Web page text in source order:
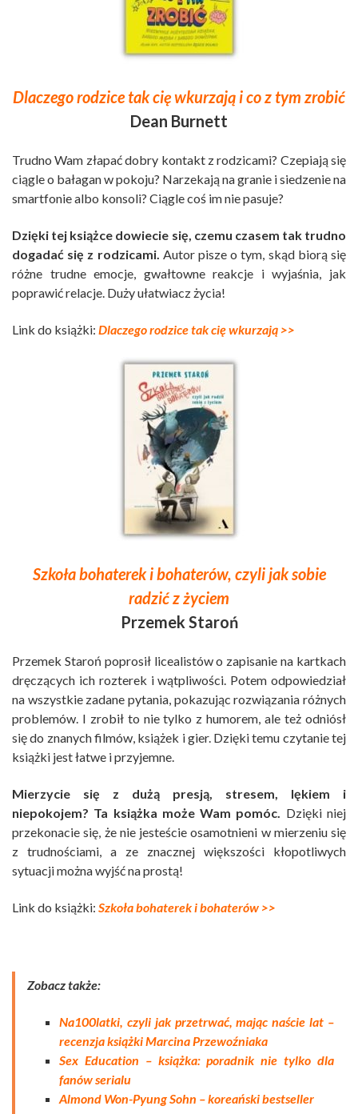
Dlaczego rodzice tak cię wkurzają i co z tym zrobić
Dean Burnett
Trudno Wam złapać dobry kontakt z rodzicami? Czepiają się
ciągle o bałagan w pokoju? Narzekają na granie i siedzenie na
smartfonie albo konsoli? Ciągle coś im nie pasuje?
Dzięki tej książce dowiecie się, czemu czasem tak trudno
dogadać się z rodzicami. Autor pisze o tym, skąd biorą się
różne trudne emocje, gwałtowne reakcje i wyjaśnia, jak
poprawić relacje. Duży ułatwiacz życia!
Link do książki: Dlaczego rodzice tak cię wkurzają >>
Szkoła bohaterek i bohaterów, czyli jak sobie
radzić z życiem
Przemek Staroń
Przemek Staroń poprosił licealistów o zapisanie na kartkach
dręczących ich rozterek i wątpliwości. Potem odpowiedział
na wszystkie zadane pytania, pokazując rozwiązania różnych
problemów. I zrobił to nie tylko z humorem, ale też odniósł
się do znanych filmów, książek i gier. Dzięki temu czytanie tej
książki jest łatwe i przyjemne.
Mierzycie się z dużą presją, stresem, lękiem i
niepokojem? Ta książka może Wam pomóc. Dzięki niej
przekonacie się, że nie jesteście osamotnieni w mierzeniu się
z trudnościami, a ze znacznej większości kłopotliwych
sytuacji można wyjść na prostą!
Link do książki: Szkoła bohaterek i bohaterów >>
Zobacz także:
Na100latki, czyli jak przetrwać, mając naście lat –
recenzja książki Marcina Przewoźniaka
Sex Education – książka: poradnik nie tylko dla
fanów serialu
Almond Won-Pyung Sohn – koreański bestseller